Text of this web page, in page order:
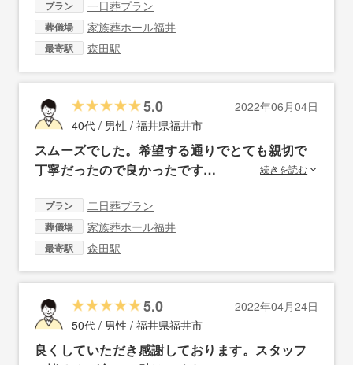
プラン 一日葬プラン
葬儀場 家族葬ホール福井
最寄駅 森田駅
5.0
2022年06月04日
40代 / 男性 / 福井県福井市
スムーズでした。希望する通りでとても親切で
丁寧だったので良かったです…
続きを読む
プラン 二日葬プラン
葬儀場 家族葬ホール福井
最寄駅 森田駅
5.0
2022年04月24日
50代 / 男性 / 福井県福井市
良くしていただき感謝しております。スタッフ